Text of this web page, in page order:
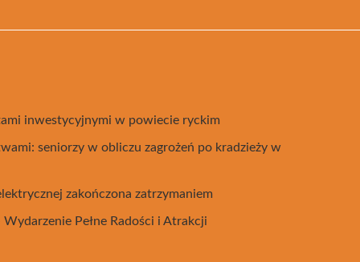
inwestycyjnymi w powiecie ryckim
seniorzy w obliczu zagrożeń po kradzieży w
zakończona zatrzymaniem
Pełne Radości i Atrakcji